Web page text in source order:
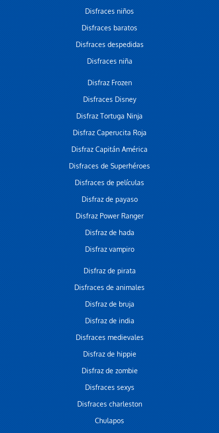
Disfraces niños
Disfraces baratos
Disfraces despedidas
Disfraces niña
Disfraz Frozen
Disfraces Disney
Disfraz Tortuga Ninja
Disfraz Caperucita Roja
Disfraz Capitán América
Disfraces de Superhéroes
Disfraces de películas
Disfraz de payaso
Disfraz Power Ranger
Disfraz de hada
Disfraz vampiro
Disfraz de pirata
Disfraces de animales
Disfraz de bruja
Disfraz de india
Disfraces medievales
Disfraz de hippie
Disfraz de zombie
Disfraces sexys
Disfraces charleston
Chulapos